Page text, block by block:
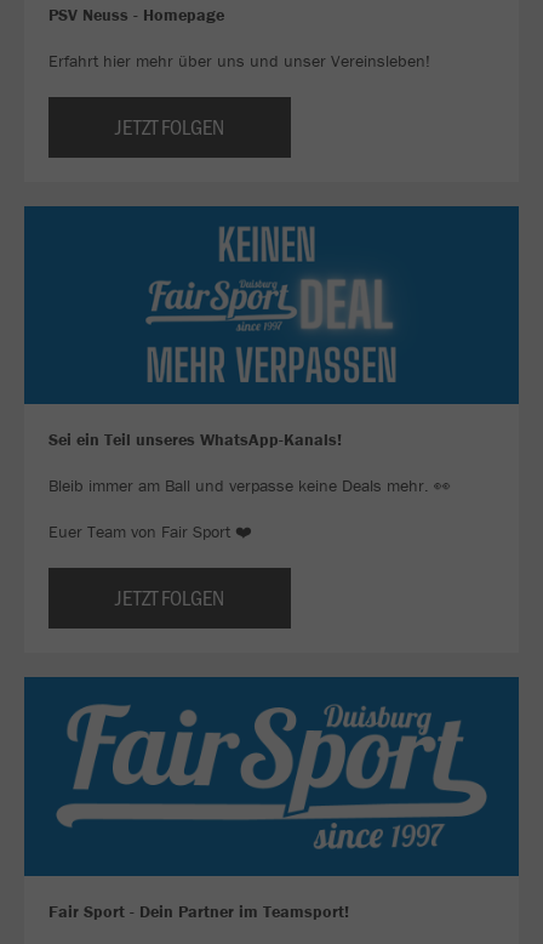
PSV Neuss - Homepage
Erfahrt hier mehr über uns und unser Vereinsleben!
JETZT FOLGEN
Sei ein Teil unseres WhatsApp-Kanals!
Bleib immer am Ball und verpasse keine Deals mehr. 👀
Euer Team von Fair Sport ❤️
JETZT FOLGEN
Fair Sport - Dein Partner im Teamsport!